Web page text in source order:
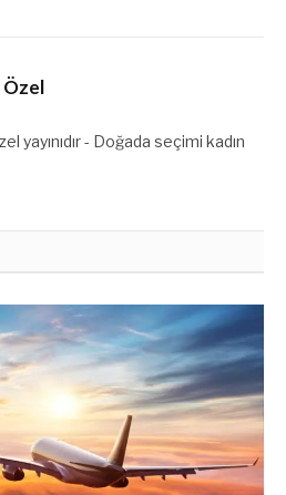
Özel
yayınıdır - Doğada seçimi kadın